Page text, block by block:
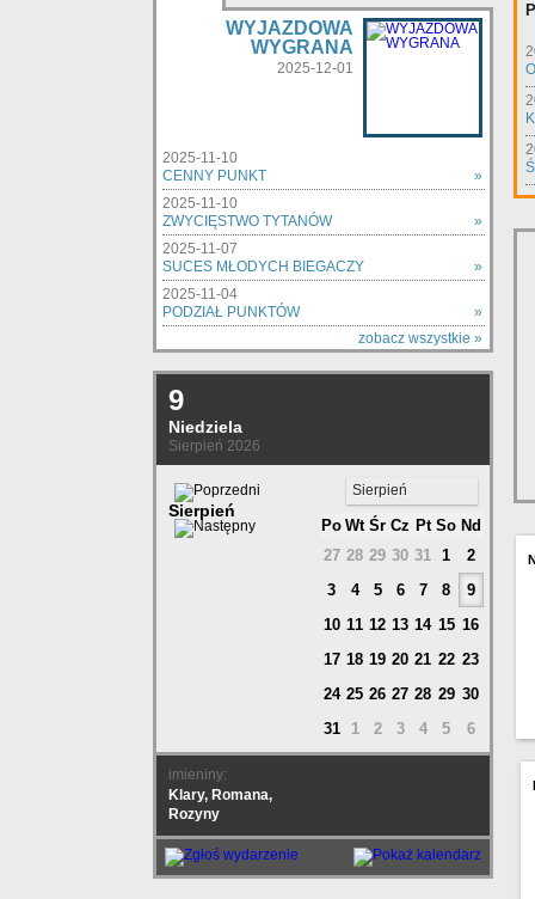
WYJAZDOWA
WYGRANA
2025-12-01
2025-11-10
CENNY PUNKT
»
2025-11-10
ZWYCIĘSTWO TYTANÓW
»
2025-11-07
SUCES MŁODYCH BIEGACZY
»
2025-11-04
PODZIAŁ PUNKTÓW
»
zobacz wszystkie »
9
Niedziela
Sierpień 2026
Sierpień
Sierpień
Po Wt Śr Cz Pt So Nd
27 28 29 30 31 1
2
3
4 5 6 7 8
9
10 11 12 13 14 15 16
17 18 19 20 21 22 23
24 25 26 27 28 29 30
31
1 2 3 4 5 6
imieniny:
Klary, Romana,
Rozyny